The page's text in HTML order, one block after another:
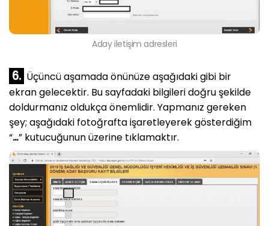
Aday iletişim adresleri
6. Üçüncü aşamada önünüze aşağıdaki gibi bir
ekran gelecektir. Bu sayfadaki bilgileri doğru şekilde
doldurmanız oldukça önemlidir. Yapmanız gereken
şey; aşağıdaki fotoğrafta işaretleyerek gösterdiğim
“…” kutucuğunun üzerine tıklamaktır.